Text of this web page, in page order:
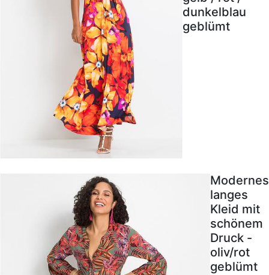
dunkelblau
geblümt
Modernes
langes
Kleid mit
schönem
Druck -
oliv/rot
geblümt